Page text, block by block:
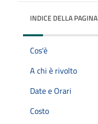
INDICE DELLA PAGINA
Cos'è
A chi è rivolto
Date e Orari
Costo